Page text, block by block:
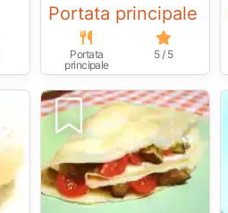
Portata principale
Portata
principale
5 / 5